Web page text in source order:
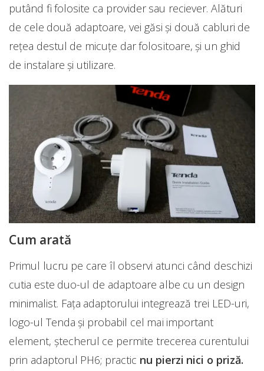
putând fi folosite ca provider sau reciever. Alături
de cele două adaptoare, vei găsi și două cabluri de
rețea destul de micuțe dar folositoare, și un ghid
de instalare și utilizare.
Cum arată
Primul lucru pe care îl observi atunci când deschizi
cutia este duo-ul de adaptoare albe cu un design
minimalist. Fața adaptorului integrează trei LED-uri,
logo-ul Tenda și probabil cel mai important
element, ștecherul ce permite trecerea curentului
prin adaptorul PH6; practic nu pierzi nici o priză.